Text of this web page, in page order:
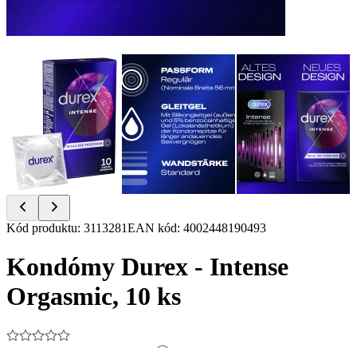
Item
of
Kód produktu: 3113281EAN kód: 4002448190493
Kondómy Durex - Intense
Orgasmic, 10 ks